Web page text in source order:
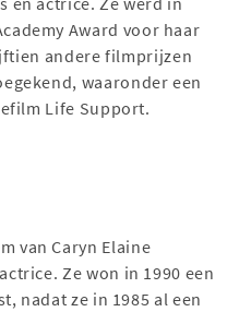
Award voor haar
andere filmprijzen
waaronder een
Life Support.
van Caryn Elaine
Ze won in 1990 een
nadat ze in 1985 al een